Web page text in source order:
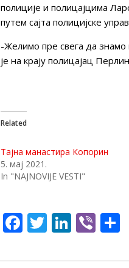
полиције и полицајцима
путем сајта полицијске
-Желимо пре свега да знамо
је на крају полицајац
Related
Тајна манастира Копорин
5. мај 2021.
In "NAJNOVIJE VESTI"
F
ac
T
w
Li
n
Vi
b